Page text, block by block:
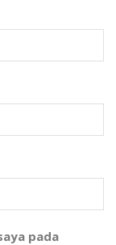
pada